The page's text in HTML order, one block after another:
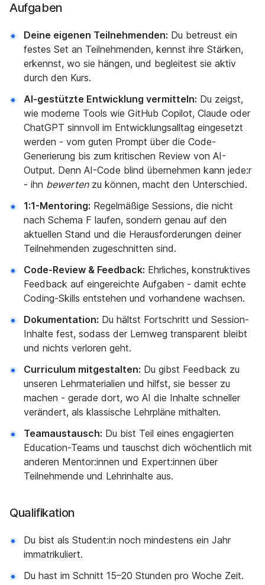
Aufgaben
Deine eigenen Teilnehmenden: Du betreust ein
festes Set an Teilnehmenden, kennst ihre Stärken,
erkennst, wo sie hängen, und begleitest sie aktiv
durch den Kurs.
AI-gestützte Entwicklung vermitteln: Du zeigst,
wie moderne Tools wie GitHub Copilot, Claude oder
ChatGPT sinnvoll im Entwicklungsalltag eingesetzt
werden - vom guten Prompt über die Code-
Generierung bis zum kritischen Review von AI-
Output. Denn AI-Code blind übernehmen kann jede:r
- ihn bewertenzu können, macht den Unterschied.
1:1-Mentoring: Regelmäßige Sessions, die nicht
nach Schema F laufen, sondern genau auf den
aktuellen Stand und die Herausforderungen deiner
Teilnehmenden zugeschnitten sind.
Code-Review & Feedback: Ehrliches, konstruktives
Feedback auf eingereichte Aufgaben - damit echte
Coding-Skills entstehen und vorhandene wachsen.
Dokumentation: Du hältst Fortschritt und Session-
Inhalte fest, sodass der Lernweg transparent bleibt
und nichts verloren geht.
Curriculum mitgestalten: Du gibst Feedback zu
unseren Lehrmaterialien und hilfst, sie besser zu
machen - gerade dort, wo AI die Inhalte schneller
verändert, als klassische Lehrpläne mithalten.
Teamaustausch: Du bist Teil eines engagierten
Education-Teams und tauschst dich wöchentlich mit
anderen Mentor:innen und Expert:innen über
Teilnehmende und Lehrinhalte aus.
Qualifikation
Du bist als Student:in noch mindestens ein Jahr
immatrikuliert.
Du hast im Schnitt 15–20 Stunden pro Woche Zeit.